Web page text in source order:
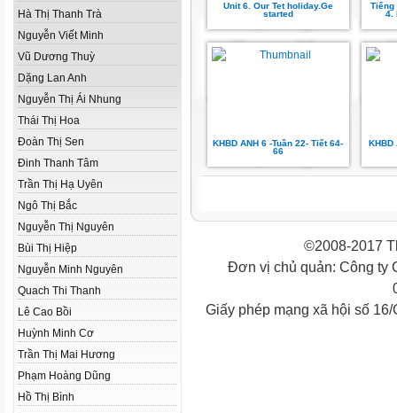
Hà Thị Thanh Trà
Nguyễn Viết Minh
Vũ Dương Thuỳ
Dặng Lan Anh
Nguyễn Thị Ái Nhung
Thái Thị Hoa
Đoàn Thị Sen
Đinh Thanh Tâm
Trần Thị Hạ Uyên
Ngô Thị Bắc
Nguyễn Thị Nguyên
Bùi Thị Hiệp
Nguyễn Minh Nguyên
Quach Thi Thanh
Lê Cao Bồi
Huỳnh Minh Cơ
Trần Thị Mai Hương
Phạm Hoàng Dũng
Hồ Thị Bình
Unit 6. Our Tet holiday.Ge
started
Tiếng
4.
KHBD ANH 6 -Tuần 22- Tiết 64-
66
KHBD
©2008-2017
Đơn vị chủ quản: Công ty
Giấy phép mạng xã hội số